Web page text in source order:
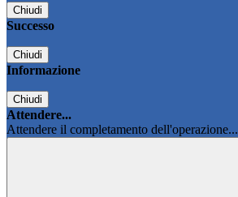
Chiudi
Successo
Chiudi
Informazione
Chiudi
Attendere...
Attendere il completamento dell'operazione...